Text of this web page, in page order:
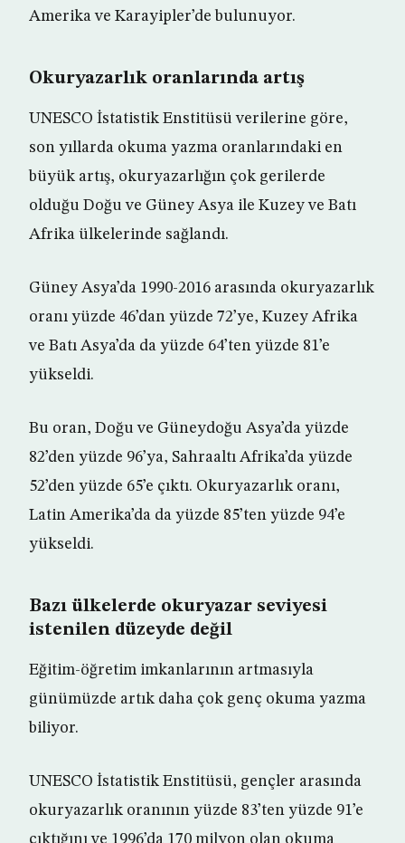
Amerika ve Karayipler’de bulunuyor.
Okuryazarlık oranlarında artış
UNESCO İstatistik Enstitüsü verilerine göre,
son yıllarda okuma yazma oranlarındaki en
büyük artış, okuryazarlığın çok gerilerde
olduğu Doğu ve Güney Asya ile Kuzey ve Batı
Afrika ülkelerinde sağlandı.
Güney Asya’da 1990-2016 arasında okuryazarlık
oranı yüzde 46’dan yüzde 72’ye, Kuzey Afrika
ve Batı Asya’da da yüzde 64’ten yüzde 81’e
yükseldi.
Bu oran, Doğu ve Güneydoğu Asya’da yüzde
82’den yüzde 96’ya, Sahraaltı Afrika’da yüzde
52’den yüzde 65’e çıktı. Okuryazarlık oranı,
Latin Amerika’da da yüzde 85’ten yüzde 94’e
yükseldi.
Bazı ülkelerde okuryazar seviyesi
istenilen düzeyde değil
Eğitim-öğretim imkanlarının artmasıyla
günümüzde artık daha çok genç okuma yazma
biliyor.
UNESCO İstatistik Enstitüsü, gençler arasında
okuryazarlık oranının yüzde 83’ten yüzde 91’e
çıktığını ve 1996’da 170 milyon olan okuma